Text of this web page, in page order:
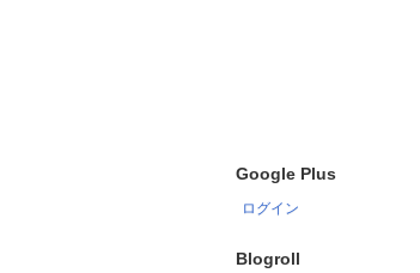
Google Plus
ログイン
Blogroll